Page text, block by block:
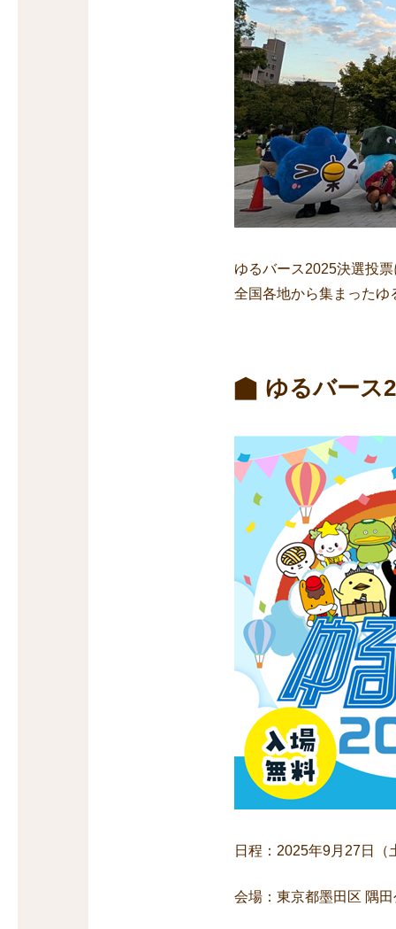
ゆるバース2025決選投
全国各地から集まったゆ
ゆるバース
日程：2025年9月27日（
会場：東京都墨田区 隅